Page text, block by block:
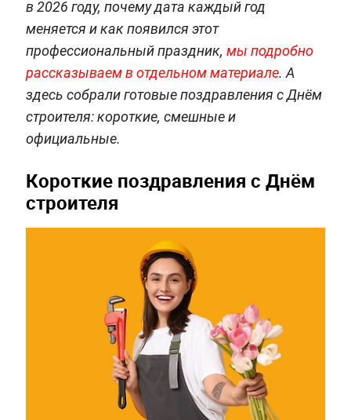
в 2026 году, почему дата каждый год
меняется и как появился этот
профессиональный праздник, мы подробно
рассказываем в отдельном материале. А
здесь собрали готовые поздравления с Днём
строителя: короткие, смешные и
официальные.
Короткие поздравления с Днём
строителя